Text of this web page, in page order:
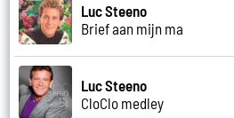
Luc Steeno
Brief aan mijn ma
Luc Steeno
CloClo medley